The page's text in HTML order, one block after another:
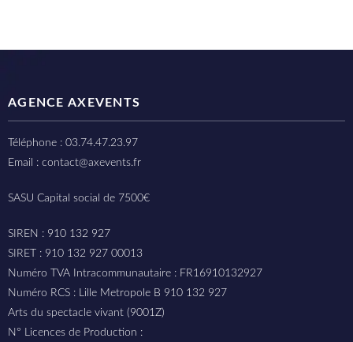
AGENCE AXEVENTS
Téléphone : 03.74.47.23.97
Email : contact@axevents.fr
SASU Capital social de 7500€
SIREN : 910 132 927
SIRET : 910 132 927 00013
Numéro TVA Intracommunautaire : FR16910132927
Numéro RCS : Lille Metropole B 910 132 927
Arts du spectacle vivant (9001Z)
N° Licences de Production :